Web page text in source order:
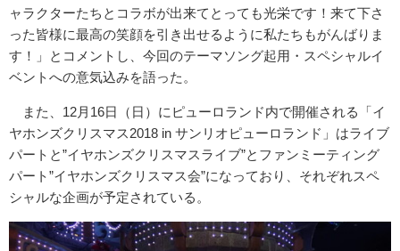
ャラクターたちとコラボが出来てとっても光栄です！来て下さ
った皆様に最高の笑顔を引き出せるように私たちもがんばりま
す！」とコメントし、今回のテーマソング起用・スペシャルイ
ベントへの意気込みを語った。
また、12月16日（日）にピューロランド内で開催される「イ
ヤホンズクリスマス2018 in サンリオピューロランド」はライブ
パートと”イヤホンズクリスマスライブ”とファンミーティング
パート”イヤホンズクリスマス会”になっており、それぞれスペ
シャルな企画が予定されている。